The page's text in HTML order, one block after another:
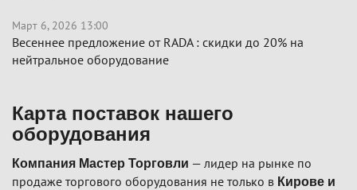
Март 6, 2026 13:00
Весеннее предложение от RADA : скидки до 20% на
нейтральное оборудование
Карта поставок нашего
оборудования
Компания Мастер Торговли — лидер на рынке по
продаже торгового оборудования не только в Кирове и